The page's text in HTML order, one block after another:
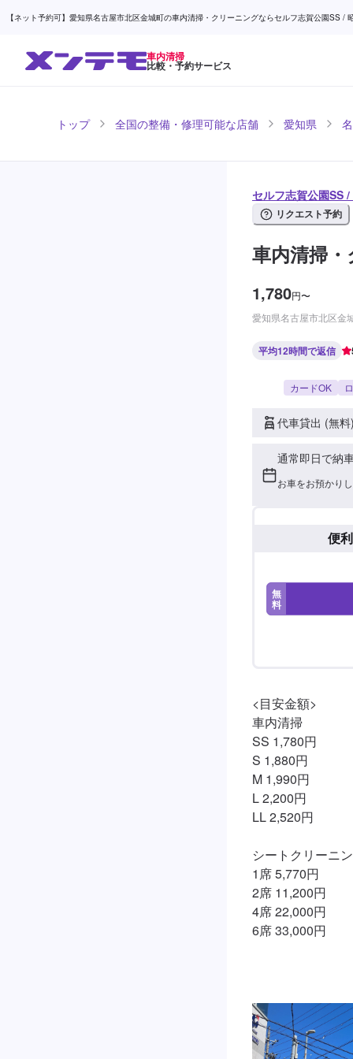
【ネット予約可】愛知県名古屋市北区金城町の車内清掃・クリーニングならセルフ志賀公園SS /
車内清掃
比較・予約サービス
トップ 全国の整備・修理可能な店舗 愛知県
セルフ志賀公園SS
リクエスト予約
車内清掃
1,780円〜
愛知県名古屋市北区金
平均12時間で返信
カードOK
代車貸出 (無
通常即日で納
お車をお預かり
便
無
料
<目安金額>
車内清掃
SS 1,780円
S 1,880円
M 1,990円
L 2,200円
LL 2,520円
シートクリーニ
1席 5,770円
2席 11,200円
4席 22,000円
6席 33,000円